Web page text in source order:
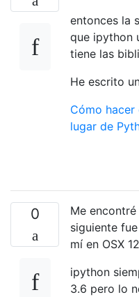
entonces la
que ipython
tiene las
He escrito
Cómo hacer
lugar de
0
Me
siguiente
mí en OSX
ipython
3.6 pero lo